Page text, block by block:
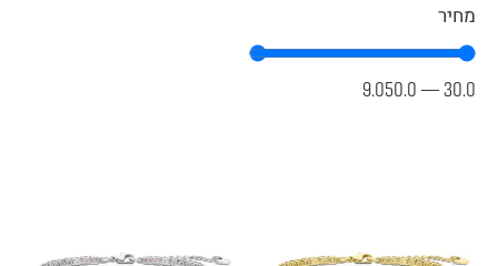
מחיר
30.0
—
9.050.0